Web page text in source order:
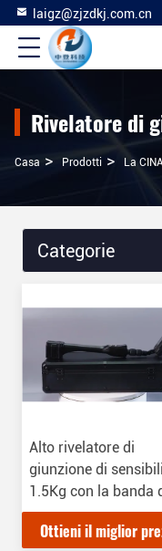
laigz@zjzdkj.com.cn
Rivelatore di
Casa > Prodotti > La
Categorie
Alto rivelatore di
giunzione di
1.5Kg con la banda
frequenza 2.4GHz
Ottieni il miglior